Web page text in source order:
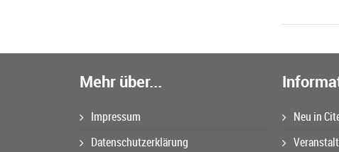
Mehr über...
Impressum
Datenschutzerklärung
Neu in